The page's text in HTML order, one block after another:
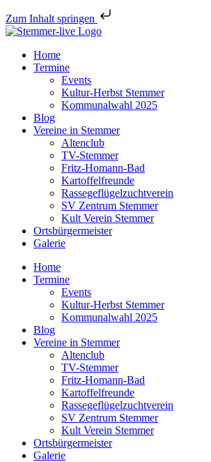
Zum Inhalt springen
Home
Termine
Events
Kultur-Herbst Stemmer
Kommunalwahl 2025
Blog
Vereine in Stemmer
Altenclub
TV-Stemmer
Fritz-Homann-Bad
Kartoffelfreunde
Rassegeflügelzuchtverein
SV Zentrum Stemmer
Kult Verein Stemmer
Ortsbürgermeister
Galerie
Home
Termine
Events
Kultur-Herbst Stemmer
Kommunalwahl 2025
Blog
Vereine in Stemmer
Altenclub
TV-Stemmer
Fritz-Homann-Bad
Kartoffelfreunde
Rassegeflügelzuchtverein
SV Zentrum Stemmer
Kult Verein Stemmer
Ortsbürgermeister
Galerie